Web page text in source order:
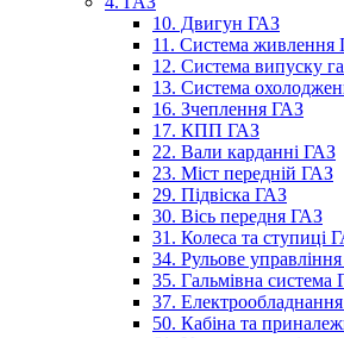
10. Двигун ГАЗ
11. Система живлення
12. Система випуску
13. Система
16. Зчеплення ГАЗ
17. КПП ГАЗ
22. Вали карданні ГАЗ
23. Міст передній ГАЗ
29. Підвіска ГАЗ
30. Вісь передня ГАЗ
31. Колеса та ступиці
34. Рульове
35. Гальмівна система
37.
50. Кабіна та